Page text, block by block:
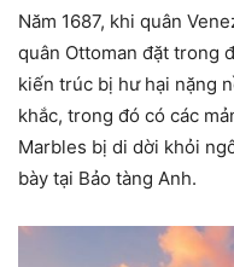
Năm 1687, khi quân
quân Ottoman đặt trong
kiến trúc bị hư hại nặng
khắc, trong đó có các
Marbles bị di dời khỏi
bày tại Bảo tàng Anh.